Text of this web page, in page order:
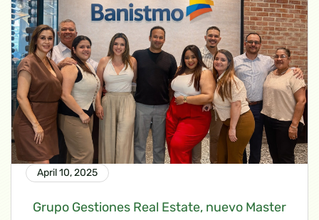
April 10, 2025
Grupo Gestiones Real Estate, nuevo Master